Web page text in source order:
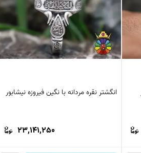
انگشتر نقره مردانه با نگین فیروزه نیشابور
23,141,250